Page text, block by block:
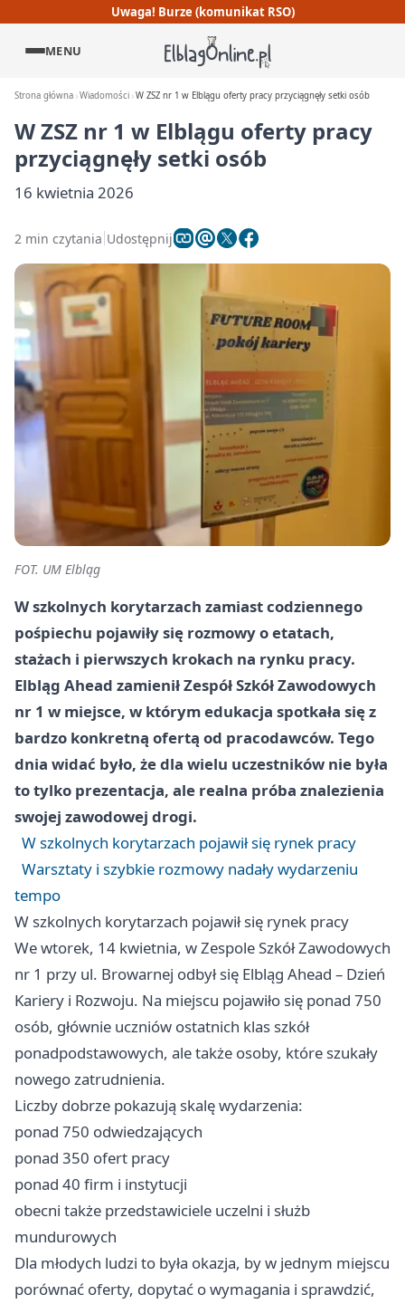
Uwaga! Burze (komunikat RSO)
MENU
Strona główna Wiadomości W ZSZ nr 1 w Elblągu oferty pracy przyciągnęły setki osób
W ZSZ nr 1 w Elblągu oferty pracy
przyciągnęły setki osób
16 kwietnia 2026
2 min czytania Udostępnij
FOT. UM Elbląg
W szkolnych korytarzach zamiast codziennego
pośpiechu pojawiły się rozmowy o etatach,
stażach i pierwszych krokach na rynku pracy.
Elbląg Ahead zamienił Zespół Szkół Zawodowych
nr 1 w miejsce, w którym edukacja spotkała się z
bardzo konkretną ofertą od pracodawców. Tego
dnia widać było, że dla wielu uczestników nie była
to tylko prezentacja, ale realna próba znalezienia
swojej zawodowej drogi.
W szkolnych korytarzach pojawił się rynek pracy
Warsztaty i szybkie rozmowy nadały wydarzeniu
tempo
W szkolnych korytarzach pojawił się rynek pracy
We wtorek, 14 kwietnia, w Zespole Szkół Zawodowych
nr 1 przy ul. Browarnej odbył się Elbląg Ahead – Dzień
Kariery i Rozwoju. Na miejscu pojawiło się ponad 750
osób, głównie uczniów ostatnich klas szkół
ponadpodstawowych, ale także osoby, które szukały
nowego zatrudnienia.
Liczby dobrze pokazują skalę wydarzenia:
ponad 750 odwiedzających
ponad 350 ofert pracy
ponad 40 firm i instytucji
obecni także przedstawiciele uczelni i służb
mundurowych
Dla młodych ludzi to była okazja, by w jednym miejscu
porównać oferty, dopytać o wymagania i sprawdzić,